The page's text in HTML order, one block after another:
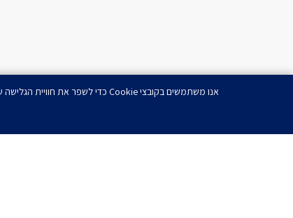
אנו משתמשים בקובצי Cookie כדי לשפר את חוויית הגלישה שלך, להציג מודעות או תוכן מותאמים אישית ולנתח את תנועת הגולשים שלנו. בלחיצה על 'אישור הכל', הנך מסכים לשימוש שלנו בקובצי Cookie.